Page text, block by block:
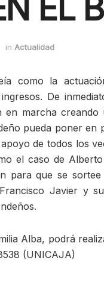
EL
in Actualidad
como la
De
marcha creando
pueda poner en
de todos los
el caso de
para que se
Javier y
Alba, podrá
(UNICAJA)